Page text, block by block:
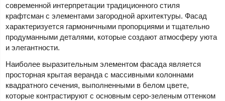
современной интерпретации традиционного стиля
крафтсман с элементами загородной архитектуры. Фасад
характеризуется гармоничными пропорциями и тщательно
продуманными деталями, которые создают атмосферу уюта
и элегантности.
Наиболее выразительным элементом фасада является
просторная крытая веранда с массивными колоннами
квадратного сечения, выполненными в белом цвете,
которые контрастируют с основным серо-зеленым оттенком